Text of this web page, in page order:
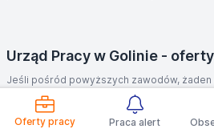
Oferty pracy Praca alert
Urząd Pracy w Golinie -
Jeśli pośród powyższych zawodów, żaden
masz odpowiednich kwalifikacji, to warto
zarejestrowania się w urzędzie pracy.
usługi pośrednictwa pracy, ale także